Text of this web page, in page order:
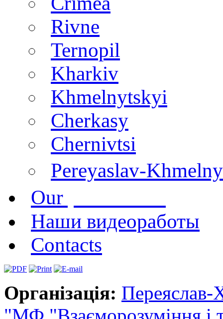
Rivne
Ternopil
Kharkiv
Khmelnytskyi
Cherkasy
Chernivtsi
Pereyaslav-
Our
Наши видеоработы
Contacts
Організація: Переяслав-